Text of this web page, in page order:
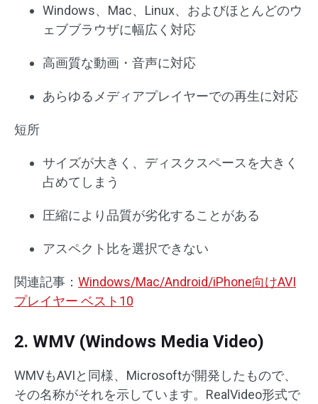
Windows、Mac、Linux、およびほとんどのウ
ェブブラウザに幅広く対応
高画質な動画・音声に対応
あらゆるメディアプレイヤーでの再生に対応
短所
サイズが大きく、ディスクスペースを大きく
占めてしまう
圧縮により品質が劣化することがある
アスペクト比を選択できない
関連記事： Windows/Mac/Android/iPhone向けAVI
プレイヤー ベスト10
2. WMV (Windows Media Video)
WMVもAVIと同様、Microsoftが開発したもので、
その名称がそれを示しています。RealVideo形式で